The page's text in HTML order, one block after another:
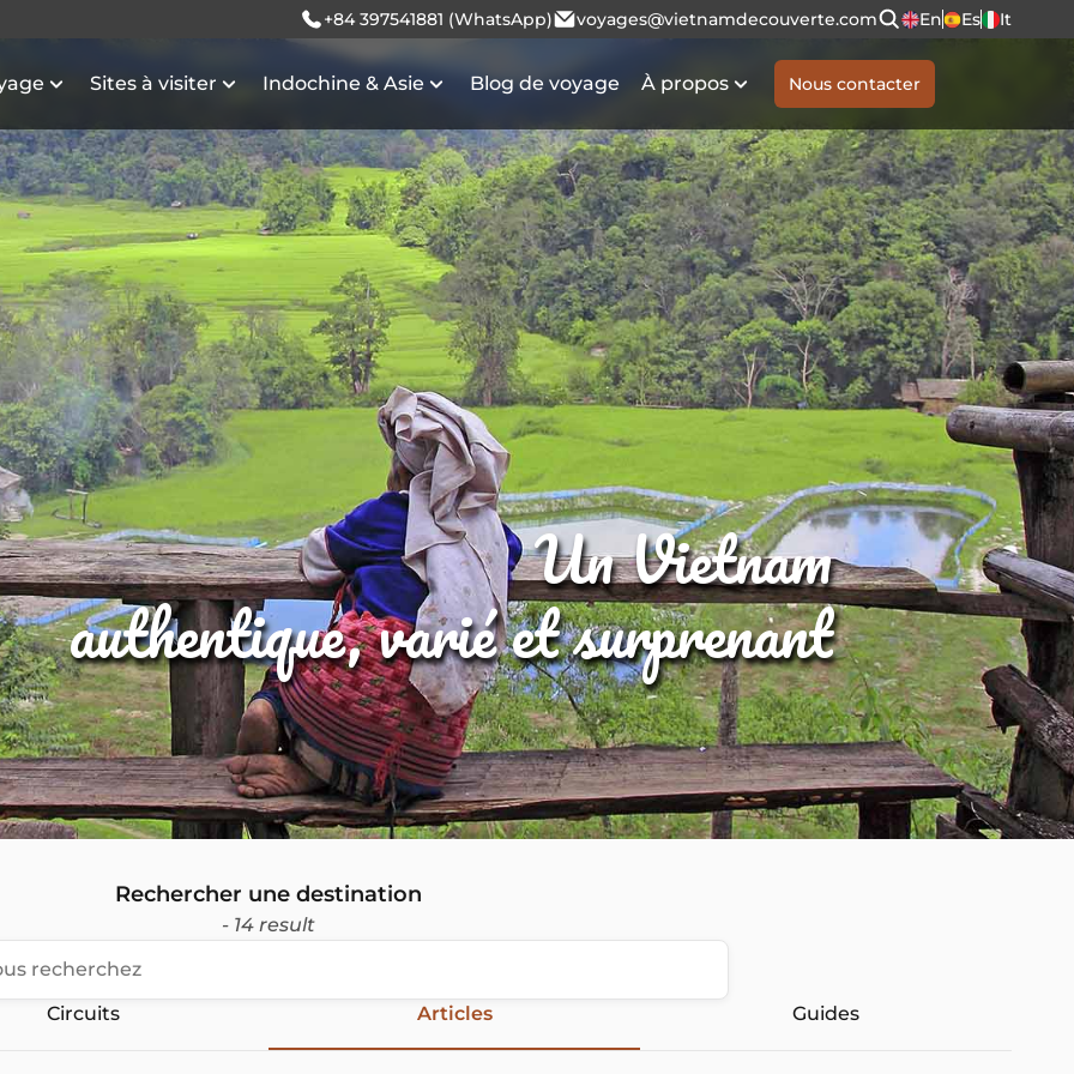
+84 397541881 (WhatsApp) voyages@vietnamdecouverte.com En Es It
Sites à visiter Indochine & Asie Blog de voyage À propos Nous contacter
Un Vietnam
authentique, varié et surprenant
Rechercher une destination
- 14 result
Circuits Articles Guides